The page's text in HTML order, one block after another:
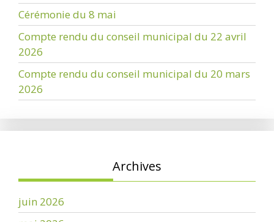
Cérémonie du 8 mai
Compte rendu du conseil municipal du 22 avril
2026
Compte rendu du conseil municipal du 20 mars
2026
Archives
juin 2026